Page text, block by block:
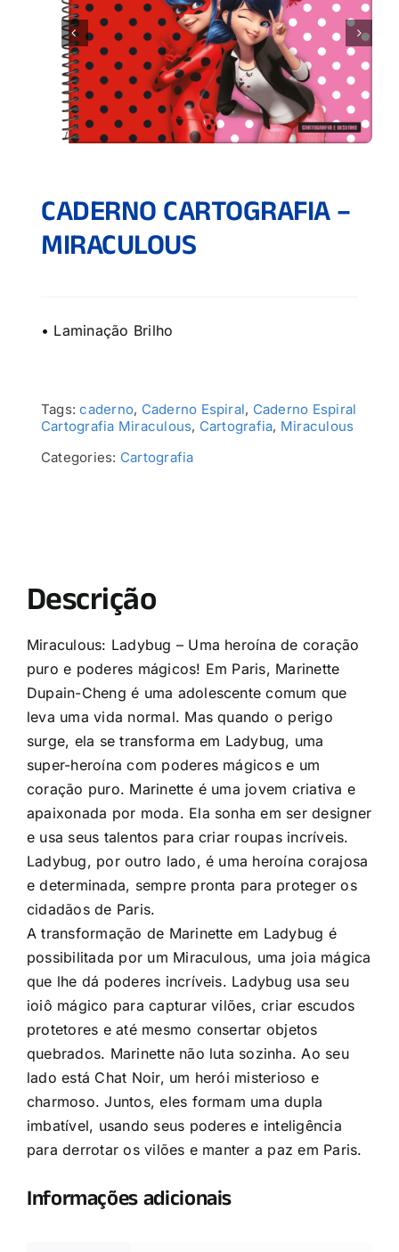
CADERNO CARTOGRAFIA –
MIRACULOUS
• Laminação Brilho
Tags:caderno, Caderno Espiral, Caderno Espiral
Cartografia Miraculous, Cartografia, Miraculous
Categories: Cartografia
Descrição
Miraculous: Ladybug – Uma heroína de coração
puro e poderes mágicos! Em Paris, Marinette
Dupain-Cheng é uma adolescente comum que
leva uma vida normal. Mas quando o perigo
surge, ela se transforma em Ladybug, uma
super-heroína com poderes mágicos e um
coração puro. Marinette é uma jovem criativa e
apaixonada por moda. Ela sonha em ser designer
e usa seus talentos para criar roupas incríveis.
Ladybug, por outro lado, é uma heroína corajosa
e determinada, sempre pronta para proteger os
cidadãos de Paris.
A transformação de Marinette em Ladybug é
possibilitada por um Miraculous, uma joia mágica
que lhe dá poderes incríveis. Ladybug usa seu
ioiô mágico para capturar vilões, criar escudos
protetores e até mesmo consertar objetos
quebrados. Marinette não luta sozinha. Ao seu
lado está Chat Noir, um herói misterioso e
charmoso. Juntos, eles formam uma dupla
imbatível, usando seus poderes e inteligência
para derrotar os vilões e manter a paz em Paris.
Informações adicionais